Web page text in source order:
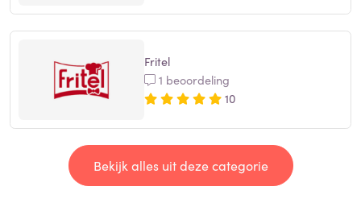
Fritel
1 beoordeling
10
Bekijk alles uit deze categorie